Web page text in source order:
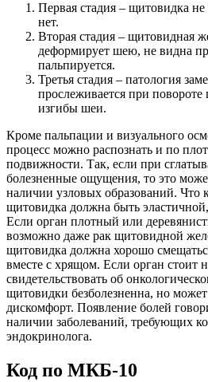
Первая стадия – щитовидка
нет.
Вторая стадия – щитовидная
деформирует шею, не видна
пальпируется.
Третья стадия – патология
прослеживается при
изгибы шеи.
Кроме пальпации и визуального
процесс можно распознать и по
подвижности. Так, если при
болезненные ощущения, то это
наличии узловых образований. Что
щитовидка должна быть
Если орган плотный или
возможно даже рак щитовидной
щитовидка должна хорошо
вместе с хрящом. Если орган стоит
свидетельствовать об
щитовидки безболезненна, но
дискомфорт. Появление болей
наличии заболеваний, требующих
эндокринолога.
Код по МКБ-10